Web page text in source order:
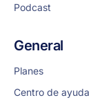
Podcast
General
Planes
Centro de ayuda